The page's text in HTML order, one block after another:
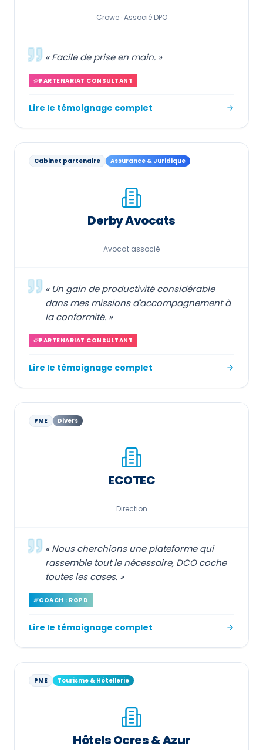
Crowe ·Associé DPO
«Facile de prise en main. »
PARTENARIAT CONSULTANT
Lire le témoignage complet
Cabinet partenaire Assurance & Juridique
Derby Avocats
Avocat associé
« Un gain de productivité considérable
dans mes missions d'accompagnement à
la conformité. »
PARTENARIAT CONSULTANT
Lire le témoignage complet
PME Divers
ECOTEC
Direction
«Nous cherchions une plateforme qui
rassemble tout le nécessaire, DCO coche
toutes les cases. »
COACH : RGPD
Lire le témoignage complet
PME Tourisme & Hôtellerie
Hôtels Ocres & Azur